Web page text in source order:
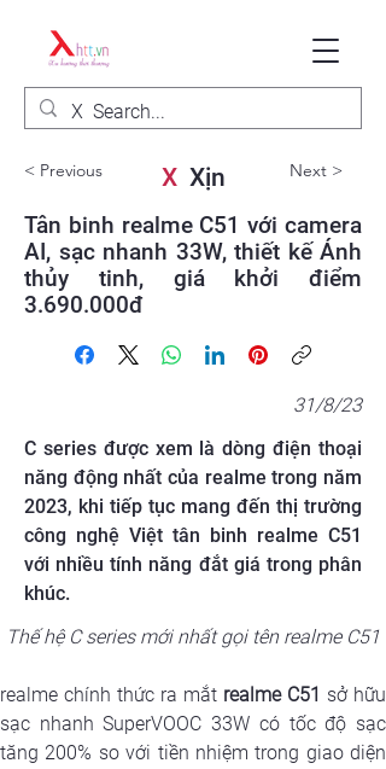
< Previous XXịn Next >
Tân binh realme C51 với camera
AI, sạc nhanh 33W, thiết kế Ánh
thủy tinh, giá khởi điểm
3.690.000đ
31/8/23
C series được xem là dòng điện thoại
năng động nhất của realme trong năm
2023, khi tiếp tục mang đến thị trường
công nghệ Việt tân binh realme C51
với nhiều tính năng đắt giá trong phân
khúc.
Thế hệ C series mới nhất gọi tên realme C51
realme chính thức ra mắt realme C51 sở hữu
sạc nhanh SuperVOOC 33W có tốc độ sạc
tăng 200% so với tiền nhiệm trong giao diện